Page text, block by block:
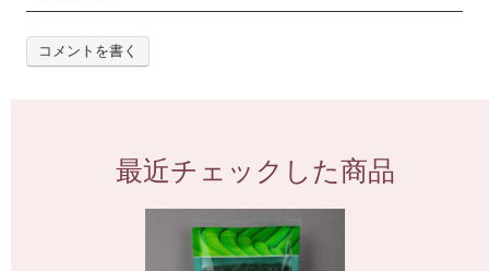
コメントを書く
最近チェックした商品